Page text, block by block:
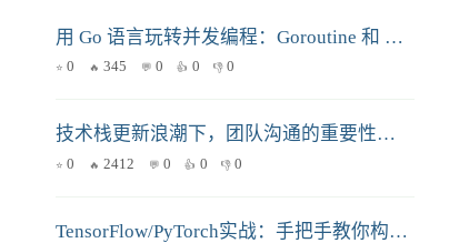
用 Go 语言玩转并发编程：Goroutine 和 Channel 的深度实践与避坑指南
0 345 0 0 0
技术栈更新浪潮下，团队沟通的重要性解析
0 2412 0 0 0
TensorFlow/PyTorch实战：手把手教你构建猫狗图像分类器